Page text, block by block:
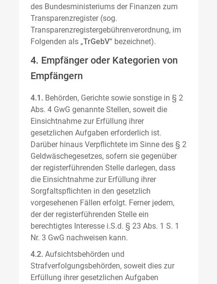
des Bundesministeriums der Finanzen zum
Transparenzregister (sog.
Transparenzregistergebührenverordnung, im
Folgenden als „TrGebV“ bezeichnet).
4. Empfänger oder Kategorien von
Empfängern
4.1. Behörden, Gerichte sowie sonstige in § 2
Abs. 4 GwG genannte Stellen, soweit die
Einsichtnahme zur Erfüllung ihrer
gesetzlichen Aufgaben erforderlich ist.
Darüber hinaus Verpflichtete im Sinne des § 2
Geldwäschegesetzes, sofern sie gegenüber
der registerführenden Stelle darlegen, dass
die Einsichtnahme zur Erfüllung ihrer
Sorgfaltspflichten in den gesetzlich
vorgesehenen Fällen erfolgt. Ferner jedem,
der der registerführenden Stelle ein
berechtigtes Interesse i.S.d. § 23 Abs. 1 S. 1
Nr. 3 GwG nachweisen kann.
4.2. Aufsichtsbehörden und
Strafverfolgungsbehörden, soweit dies zur
Erfüllung ihrer gesetzlichen Aufgaben